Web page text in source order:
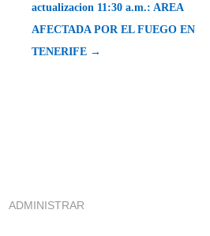
actualizacion 11:30 a.m.: AREA
AFECTADA POR EL FUEGO EN
TENERIFE →
ADMINISTRAR